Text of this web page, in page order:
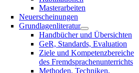
Masterarbeiten
Neuerscheinungen
Grundlagenliteratur
Handbücher und Übersichten
GeR, Standards, Evaluation
Ziele und Kompetenzbereiche
des Fremdsprachenunterrichts
Methoden, Techniken,